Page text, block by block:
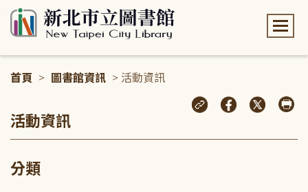
首頁 > 圖書館資訊 > 活動資訊
活動資訊
分類